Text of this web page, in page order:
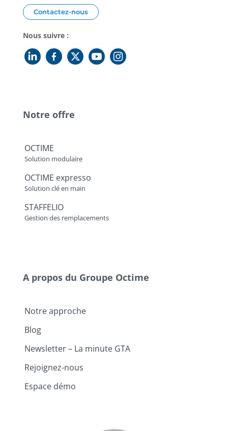
Contactez-nous
Nous suivre :
Notre offre
OCTIME
Solution modulaire
OCTIME expresso
Solution clé en main
STAFFELIO
Gestion des remplacements
A propos du Groupe Octime
Notre approche
Blog
Newsletter – La minute GTA
Rejoignez-nous
Espace démo